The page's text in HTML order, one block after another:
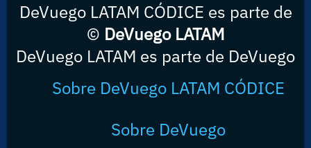
DeVuego LATAM CÓDICE es parte de
© DeVuego LATAM
DeVuego LATAM es parte de DeVuego
Sobre DeVuego LATAM CÓDICE
Sobre DeVuego